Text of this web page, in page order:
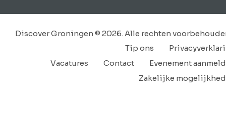
Discover Groningen © 2026. Alle rechten
Tip ons
Evenement
Contact
Vacatures
Zakelijke